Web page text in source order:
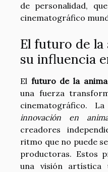
de personalidad,
cinematográfico
El futuro de
su influencia
El futuro de la
una fuerza
cinematográfico.
innovación en
creadores
ritmo que no puede
productoras. Estos
una visión artística